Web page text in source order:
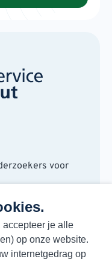
accepteer je alle
op onze website.
internetgedrag op
voor